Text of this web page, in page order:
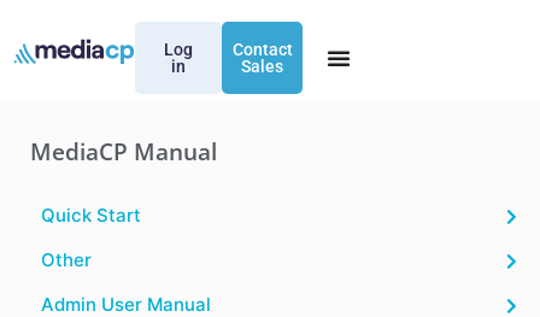
Log
in
Contact
Sales
MediaCP Manual
Quick Start
Other
Admin User Manual